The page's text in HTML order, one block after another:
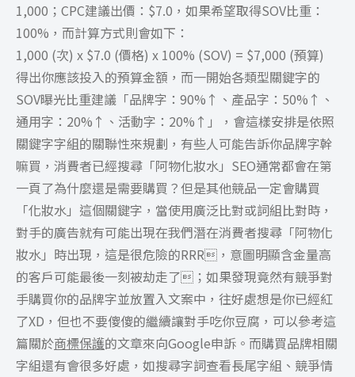
1,000；CPC建議出價：$7.0，如果希望取得SOV比重：
100%，而計算方式則會如下：
1,000 (次) x $7.0 (價格) x 100% (SOV) = $7,000 (預算)
得出你應該投入的預算金額，而一開始各類型關鍵字的
SOV曝光比重建議「品牌字：90%↑、產品字：50%↑、
通用字：20%↑、活動字：20%↑」，會這樣安排是依照
關鍵字字組的關聯性來規劃，有些人可能告訴你品牌字幹
嘛買，消費者已經搜尋「阿物化妝水」SEO通常都會在第
一頁了為什麼還是需要購買？但是其他競品一定會購買
「化妝水」這個關鍵字，當使用廣泛比對或詞組比對時，
對手的廣告就有可能出現在我們潛在消費者搜尋「阿物化
妝水」時出現，這是很危險的RRR，意圖明顯含金量高
的客戶可能最後一刻被劫走了；如果發現竟然有競爭對
手購買你的品牌字並放置入文案中，往好處想是你已經紅
了XD，但也不要傻傻的繼續讓對手吃你豆腐，可以參考這
篇關於商標保護的文章來向Google申訴。而購買品牌相關
字組還有會很多好處，如搜尋字詞查看長尾字組、競爭情